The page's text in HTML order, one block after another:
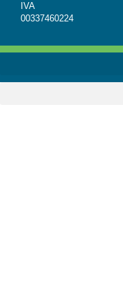
IVA
00337460224